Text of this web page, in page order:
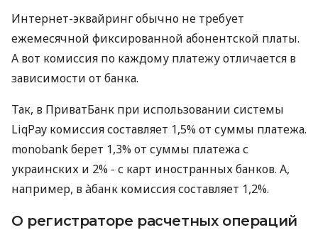
Интернет-эквайринг обычно не требует
ежемесячной фиксированной абонентской платы.
А вот комиссия по каждому платежу отличается в
зависимости от банка.
Так, в ПриватБанк при использовании системы
LiqPay комиссия составляет 1,5% от суммы платежа.
monobank берет 1,3% от суммы платежа с
украинских и 2% - с карт иностранных банков. А,
например, в àбанк комиссия составляет 1,2%.
О регистраторе расчетных операций